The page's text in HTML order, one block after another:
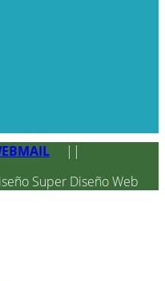
||
Super Diseño Web